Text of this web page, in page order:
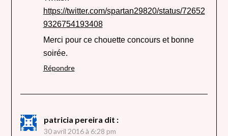
https://twitter.com/spartan29820/status/72652
9326754193408
Merci pour ce chouette concours et bonne
soirée.
Répondre
patricia pereira dit :
30 avril 2016 à 6:28 pm